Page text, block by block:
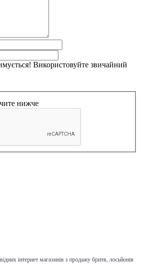
Використовуйте звичайний
нижче
інтернет магазинів з продажу бритв, лосьйонів